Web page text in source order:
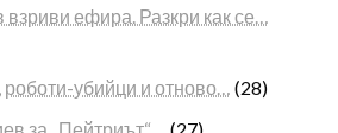
ефира. Разкри как се…
убийци и отново… (28)